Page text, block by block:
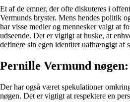
Et af de emner, der ofte diskuteres i
Vermunds bryster. Mens hendes politik
har visse medier og mennesker valgt at
udseende. Det er vigtigt at huske, at
definere sin egen identitet uafhængigt af
Pernille Vermund nøgen:
Der har også været spekulationer
nøgen. Det er vigtigt at respektere en